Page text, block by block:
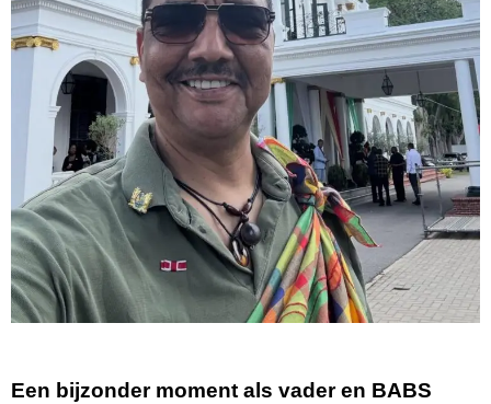
Een bijzonder moment als vader en BABS